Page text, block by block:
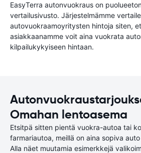
EasyTerra autonvuokraus on
vertailusivusto. Järjestelmämme
autovuokraamoyritysten hintoja siten,
asiakkaanamme voit aina vuokrata
kilpailukykyiseen hintaan.
Omahan lentoasema
Etsitpä sitten pientä vuokra-autoa tai
farmariautoa, meillä on aina sopiva
Alla näet muutamia esimerkkejä